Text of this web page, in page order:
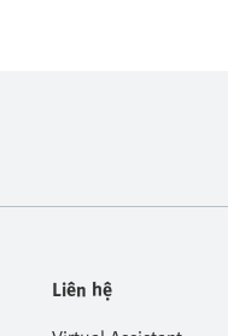
Liên hệ